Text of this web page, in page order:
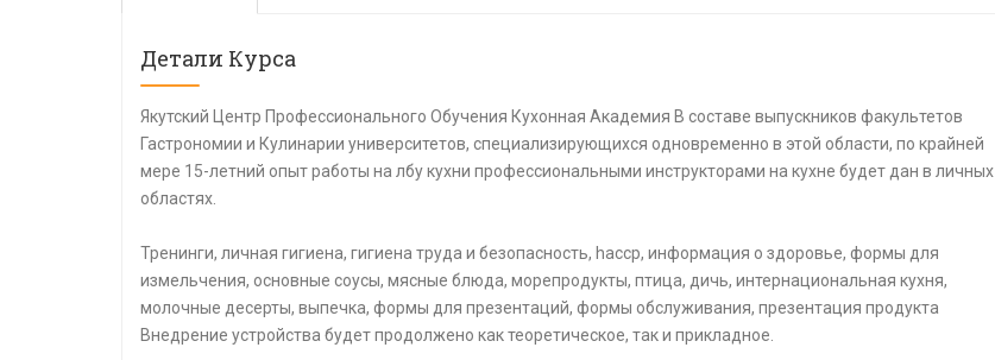
Детали Курса
Якутский Центр Профессионального Обучения Кухонная Академия В составе выпускников факультетов
Гастрономии и Кулинарии университетов, специализирующихся одновременно в этой области, по крайней
мере 15-летний опыт работы на лбу кухни профессиональными инструкторами на кухне будет дан в личных
областях.
Тренинги, личная гигиена, гигиена труда и безопасность, haccp, информация о здоровье, формы для
измельчения, основные соусы, мясные блюда, морепродукты, птица, дичь, интернациональная кухня,
молочные десерты, выпечка, формы для презентаций, формы обслуживания, презентация продукта
Внедрение устройства будет продолжено как теоретическое, так и прикладное.